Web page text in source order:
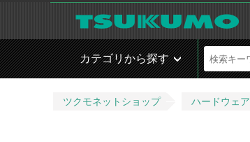
カテゴリから探す
ツクモネットショップ ハードウェア